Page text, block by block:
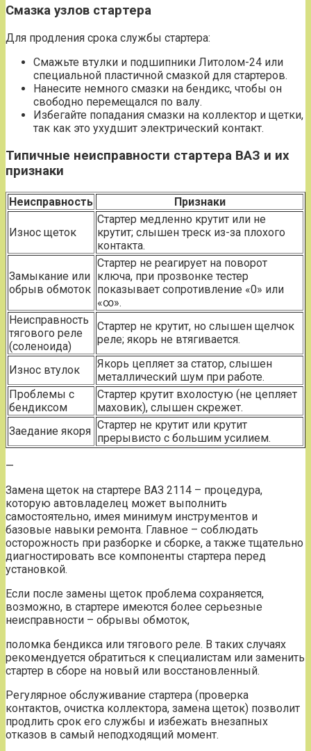
Смазка узлов стартера
Для продления срока службы стартера:
Смажьте втулки и подшипники Литолом-24 или
специальной пластичной смазкой для стартеров.
Нанесите немного смазки на бендикс, чтобы он
свободно перемещался по валу.
Избегайте попадания смазки на коллектор и щетки,
так как это ухудшит электрический контакт.
Типичные неисправности стартера ВАЗ и их
признаки
Неисправность Признаки
Износ щеток
Стартер медленно крутит или не
крутит; слышен треск из-за плохого
контакта.
Замыкание или
обрыв обмоток
Стартер не реагирует на поворот
ключа, при прозвонке тестер
показывает сопротивление «0» или
«∞».
Неисправность
тягового реле
(соленоида)
Стартер не крутит, но слышен щелчок
реле; якорь не втягивается.
Износ втулок
Якорь цепляет за статор, слышен
металлический шум при работе.
Проблемы с
бендиксом
Стартер крутит вхолостую (не цепляет
маховик), слышен скрежет.
Заедание якоря Стартер не крутит или крутит
прерывисто с большим усилием.
—
Замена щеток на стартере ВАЗ 2114 – процедура,
которую автовладелец может выполнить
самостоятельно, имея минимум инструментов и
базовые навыки ремонта. Главное – соблюдать
осторожность при разборке и сборке, а также тщательно
диагностировать все компоненты стартера перед
установкой.
Если после замены щеток проблема сохраняется,
возможно, в стартере имеются более серьезные
неисправности – обрывы обмоток,
поломка бендикса или тягового реле. В таких случаях
рекомендуется обратиться к специалистам или заменить
стартер в сборе на новый или восстановленный.
Регулярное обслуживание стартера (проверка
контактов, очистка коллектора, замена щеток) позволит
продлить срок его службы и избежать внезапных
отказов в самый неподходящий момент.